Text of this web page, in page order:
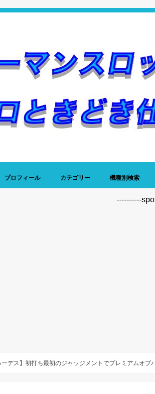
プロフィール カテゴリー 機種別検索
----------
ーデス】初打ち最初のジャッジメントでプレミアムオブ